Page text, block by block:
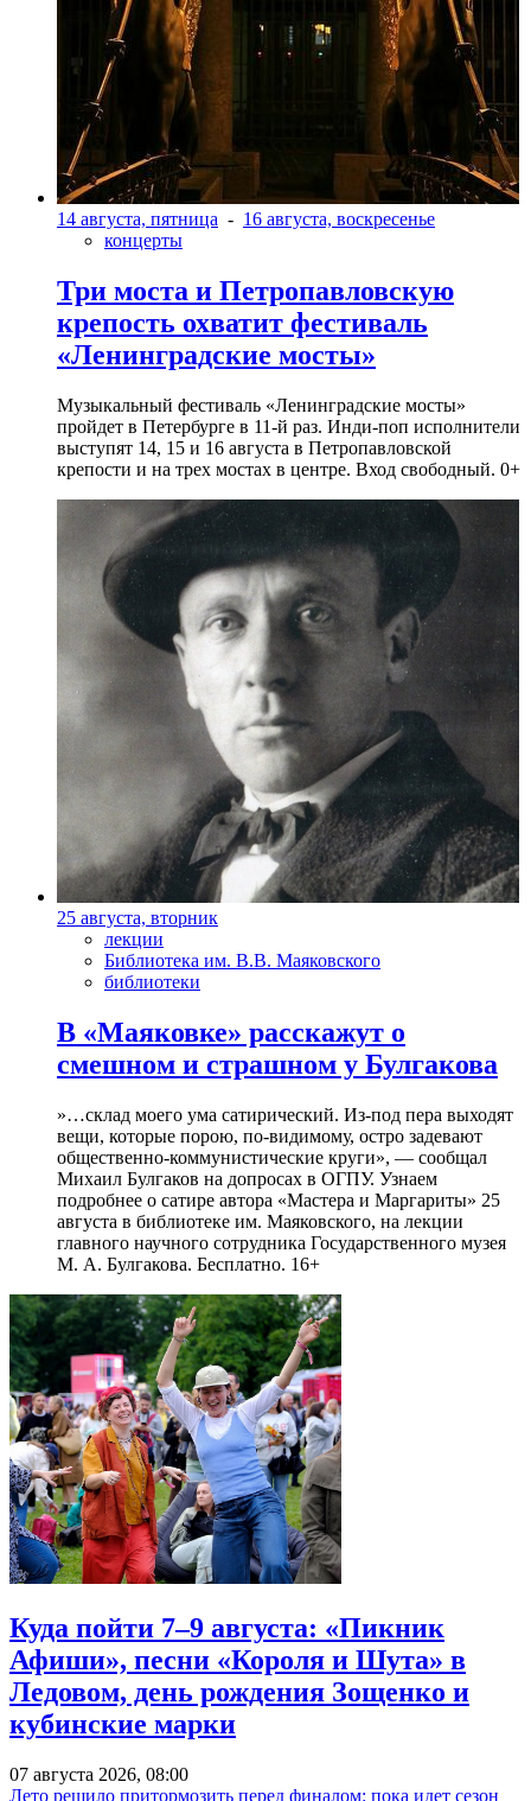
14 августа, пятница - 16 августа, воскресенье
концерты
Три моста и Петропавловскую
крепость охватит фестиваль
«Ленинградские мосты»
Музыкальный фестиваль «Ленинградские мосты»
пройдет в Петербурге в 11-й раз. Инди-поп исполнители
выступят 14, 15 и 16 августа в Петропавловской
крепости и на трех мостах в центре. Вход свободный. 0+
25 августа, вторник
лекции
Библиотека им. В.В. Маяковского
библиотеки
В «Маяковке» расскажут о
смешном и страшном у Булгакова
»…склад моего ума сатирический. Из-под пера выходят
вещи, которые порою, по-видимому, остро задевают
общественно-коммунистические круги», — сообщал
Михаил Булгаков на допросах в ОГПУ. Узнаем
подробнее о сатире автора «Мастера и Маргариты» 25
августа в библиотеке им. Маяковского, на лекции
главного научного сотрудника Государственного музея
М. А. Булгакова. Бесплатно. 16+
Куда пойти 7–9 августа: «Пикник
Афиши», песни «Короля и Шута» в
Ледовом, день рождения Зощенко и
кубинские марки
07 августа 2026, 08:00
Лето решило притормозить перед финалом: пока идет сезон